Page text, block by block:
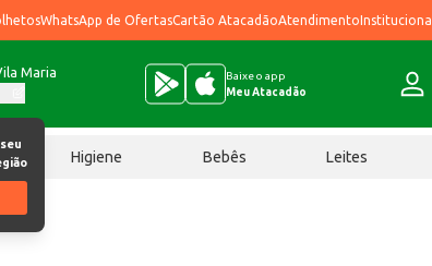
WhatsApp de OfertasCartão AtacadãoAtendimentoInstitucional
Maria
Baixe o app
Meu Atacadão
Higiene Bebês Leites